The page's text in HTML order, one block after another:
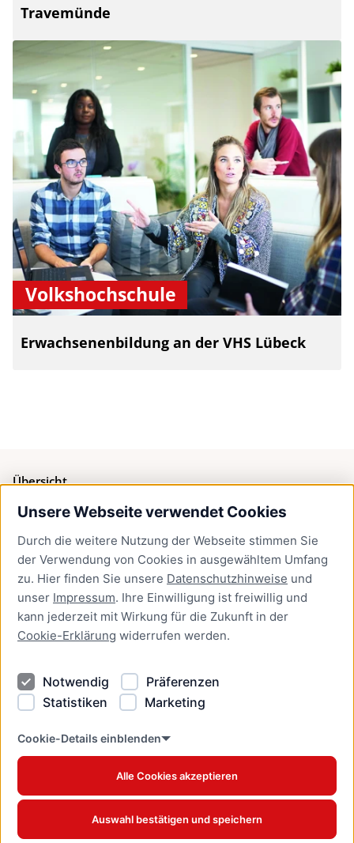
Unsere Webseite verwendet Cookies
Durch die weitere Nutzung der Webseite stimmen Sie
der Verwendung von Cookies in ausgewähltem Umfang
zu. Hier finden Sie unsere Datenschutzhinweise und
unser Impressum. Ihre Einwilligung ist freiwillig und
kann jederzeit mit Wirkung für die Zukunft in der
Cookie-Erklärung widerrufen werden.
Notwendig
Präferenzen
Statistiken
Marketing
Cookie-Details einblenden
Alle Cookies akzeptieren
Auswahl bestätigen und speichern
Travemünde
Volkshochschule
Erwachsenenbildung an der VHS Lübeck
Übersicht
Bürgerservice
Presse
Newsletter Lübeck:kompakt
Kontakt
Kontakt
Datenschutzhinweise
Barrierefreiheit
Cookie Erklärung
www.luebeck.de